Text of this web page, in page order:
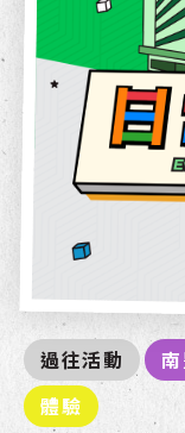
過往活動
體驗